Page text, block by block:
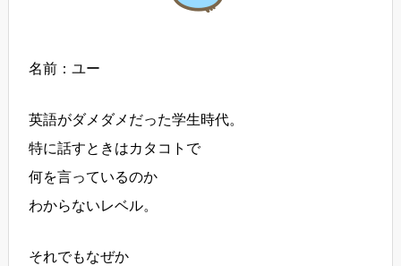
名前：ユー
英語がダメダメだった学生時代。
特に話すときはカタコトで
何を言っているのか
わからないレベル。
それでもなぜか